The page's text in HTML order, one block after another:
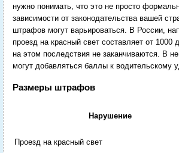
нужно понимать, что это не просто
зависимости от законодательства вашей
штрафов могут варьироваться. В России,
проезд на красный свет составляет от 1000
на этом последствия не заканчиваются. В
могут добавляться баллы к водительскому
Размеры штрафов
Нарушение
Проезд на красный свет